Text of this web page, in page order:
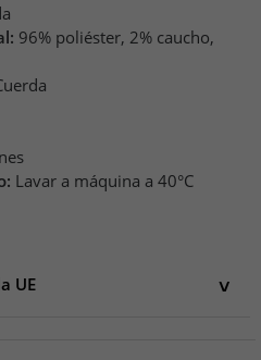
96% poliéster, 2% caucho,
Lavar a máquina a 40°C
UE